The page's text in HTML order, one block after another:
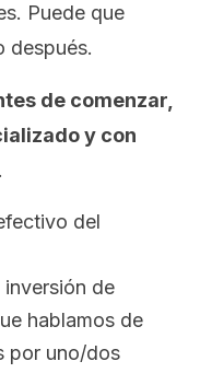
Puede que
después.
de comenzar,
y con
.
del
inversión de
hablamos de
por uno/dos